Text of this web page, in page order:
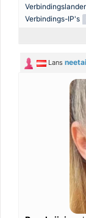
Verbindings-IP's
Lans